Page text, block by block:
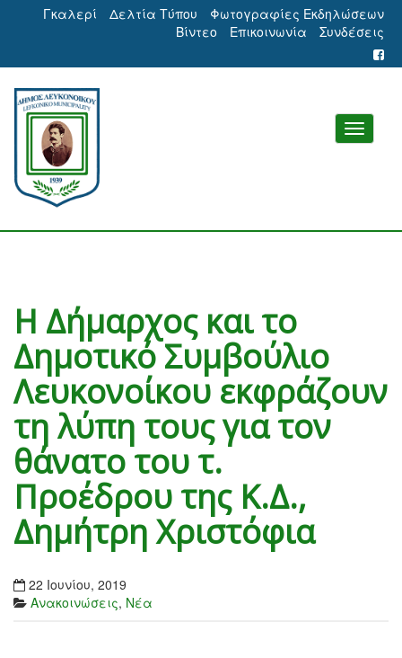
Γκαλερί Δελτία Τύπου
Φωτογραφίες Εκδηλώσεων
Βίντεο
Επικοινωνία Συνδέσεις
Η Δήμαρχος και το
Δημοτικό Συμβούλιο
Λευκονοίκου εκφράζουν
τη λύπη τους για τον
θάνατο του τ.
Προέδρου της Κ.Δ.,
Δημήτρη Χριστόφια
22 Ιουνίου, 2019
Ανακοινώσεις, Νέα